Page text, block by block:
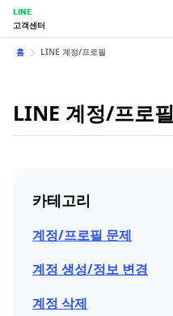
LINE
고객센터
홈 LINE 계정/프로필
LINE 계정/프로필
카테고리
계정/프로필 문제
계정 생성/정보 변경
계정 삭제